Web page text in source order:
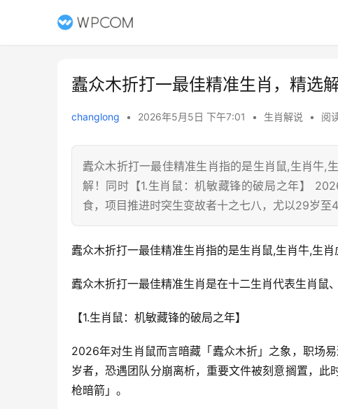
蠹众木折打一最佳精准生肖，精选
changlong • 2026年5月5日 下午7:01 • 生肖解说 • 阅
蠹众木折打一最佳精准生肖指的是生肖鼠,生肖牛,
解！同时【1.生肖鼠：机敏藏锋的破局之年】
食，项目推进时突生变故者十之七八，尤以29岁至
蠹众木折打一最佳精准生肖指的是生肖鼠,生肖牛,生肖
蠹众木折打一最佳精准生肖是在十二生肖代表生肖鼠
【1.生肖鼠：机敏藏锋的破局之年】
2026年对生肖鼠而言暗藏「蠹众木折」之象，职场
岁者，恐遇团队分崩离析，重要文件被刻意搁置，
枪暗箭」。